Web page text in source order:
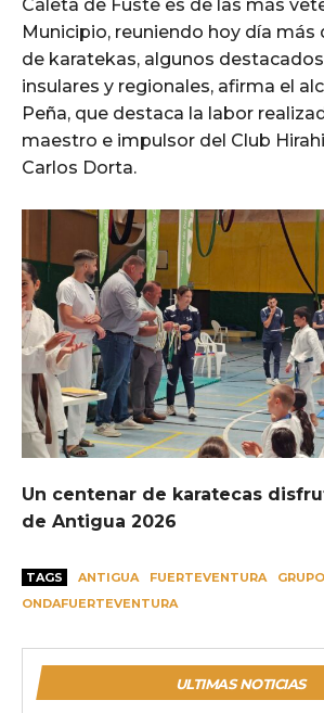
Caleta de Fuste es de las más
Municipio, reuniendo hoy día más
de karatekas, algunos
insulares y regionales, afirma el
Peña, que destaca la labor
maestro e impulsor del Club
Carlos Dorta.
Un centenar de karatecas
de Antigua 2026
TAGS ANTIGUA FUERTEVENTURA
ONDAFUERTEVENTURA
ULTIMAS NOTICIAS